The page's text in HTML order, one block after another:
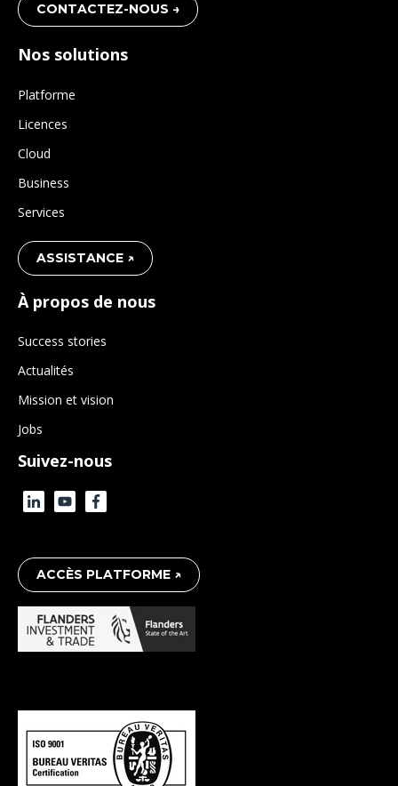
CONTACTEZ-NOUS →
Nos solutions
Platforme
Licences
Cloud
Business
Services
ASSISTANCE ↗
À propos de nous
Success stories
Actualités
Mission et vision
Jobs
Suivez-nous
ACCÈS PLATFORME ↗